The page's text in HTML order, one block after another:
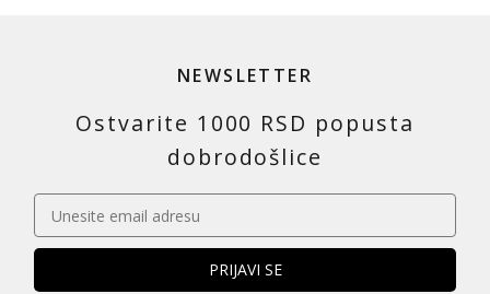
NEWSLETTER
Ostvarite 1000 RSD popusta
dobrodošlice